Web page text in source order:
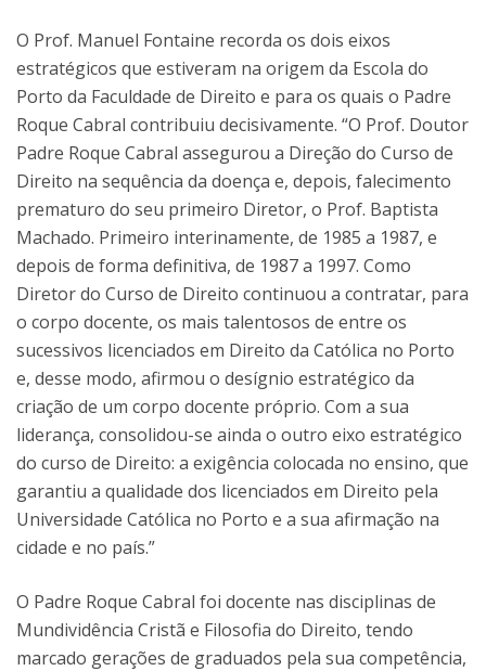
O Prof. Manuel Fontaine recorda os dois eixos
estratégicos que estiveram na origem da Escola do
Porto da Faculdade de Direito e para os quais o Padre
Roque Cabral contribuiu decisivamente. “O Prof. Doutor
Padre Roque Cabral assegurou a Direção do Curso de
Direito na sequência da doença e, depois, falecimento
prematuro do seu primeiro Diretor, o Prof. Baptista
Machado. Primeiro interinamente, de 1985 a 1987, e
depois de forma definitiva, de 1987 a 1997. Como
Diretor do Curso de Direito continuou a contratar, para
o corpo docente, os mais talentosos de entre os
sucessivos licenciados em Direito da Católica no Porto
e, desse modo, afirmou o desígnio estratégico da
criação de um corpo docente próprio. Com a sua
liderança, consolidou-se ainda o outro eixo estratégico
do curso de Direito: a exigência colocada no ensino, que
garantiu a qualidade dos licenciados em Direito pela
Universidade Católica no Porto e a sua afirmação na
cidade e no país.”
O Padre Roque Cabral foi docente nas disciplinas de
Mundividência Cristã e Filosofia do Direito, tendo
marcado gerações de graduados pela sua competência,